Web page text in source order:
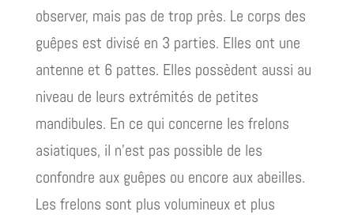
observer, mais pas de trop près. Le corps des
guêpes est divisé en 3 parties. Elles ont une
antenne et 6 pattes. Elles possèdent aussi au
niveau de leurs extrémités de petites
mandibules. En ce qui concerne les frelons
asiatiques, il n’est pas possible de les
confondre aux guêpes ou encore aux abeilles.
Les frelons sont plus volumineux et plus